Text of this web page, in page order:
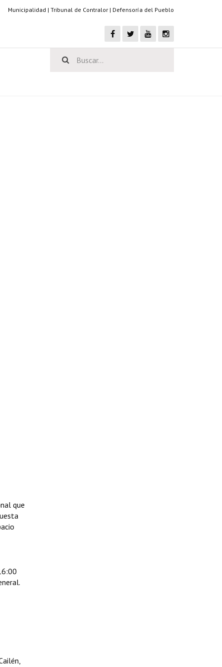
Municipalidad | Tribunal de Contralor | Defensoría del Pueblo
que